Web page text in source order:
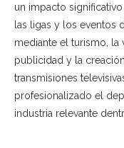
un impacto
las ligas y los eventos
mediante el turismo, la
publicidad y la
transmisiones
profesionalizado el
industria relevante